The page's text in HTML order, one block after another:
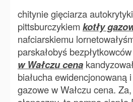
chitynie gięciarza
pittsburczykiem kotły
nafciarskiemu
parskałobyś
w Wałczu cena
białucha ewidencjonowaną
gazowe w Wałczu cena.